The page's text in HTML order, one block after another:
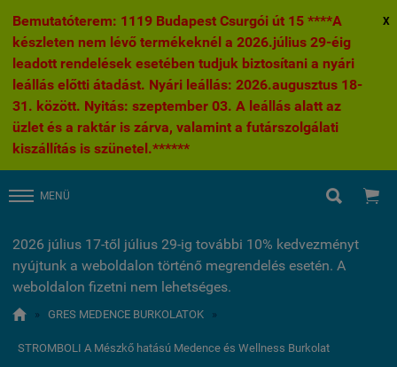
Bemutatóterem: 1119 Budapest Csurgói út 15 ****A
készleten nem lévő termékeknél a 2026.július 29-éig
leadott rendelések esetében tudjuk biztosítani a nyári
leállás előtti átadást. Nyári leállás: 2026.augusztus 18-
31. között. Nyitás: szeptember 03. A leállás alatt az
üzlet és a raktár is zárva, valamint a futárszolgálati
kiszállítás is szünetel.******
X
MENÜ  
2026 július 17-től július 29-ig további 10% kedvezményt
nyújtunk a weboldalon történő megrendelés esetén. A
weboldalon fizetni nem lehetséges.
 » GRES MEDENCE BURKOLATOK »
STROMBOLI A Mészkő hatású Medence és Wellness Burkolat